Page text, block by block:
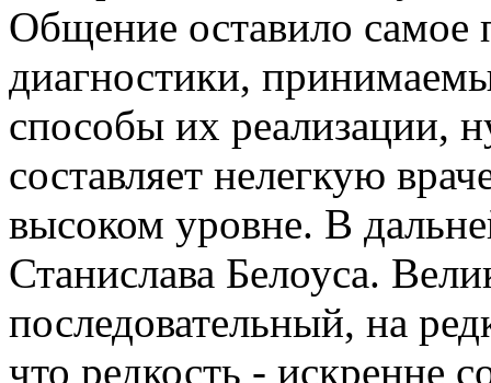
Общение оставило самое
диагностики,
способы их реализации,
составляет нелегкую
высоком уровне. В
Станислава Белоуса.
последовательный, на
что редкость - искренне